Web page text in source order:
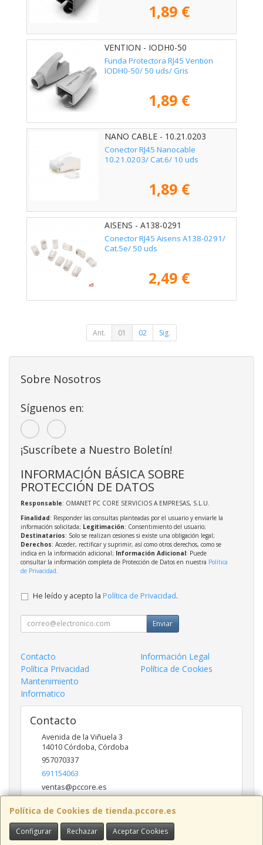
1,89 €
VENTION - IODH0-50
Funda Protectora RJ45 Vention
IODH0-50/ 50 uds/ Gris
1,89 €
NANO CABLE - 10.21.0203
Conector RJ45 Nanocable
10.21.0203/ Cat.6/ 10 uds
1,89 €
AISENS - A138-0291
Conector RJ45 Aisens A138-0291/
Cat.5e/ 50 uds
2,49 €
Ant. 01 02 Sig.
Política de Cookies de tienda.pccore.es
Configurar Rechazar Aceptar Cookies
Sobre Nosotros
Síguenos en:
¡Suscríbete a Nuestro Boletín!
INFORMACIÓN BÁSICA SOBRE
PROTECCIÓN DE DATOS
Responsable: OMANET PC CORE SERVICIOS A EMPRESAS, S.L.U.
Finalidad: Responder las consultas planteadas por el usuario y enviarle la
información solicitada; Legitimación: Consentimiento del usuario;
Destinatarios: Solo se realizan cesiones si existe una obligación legal;
Derechos: Acceder, rectificar y suprimir, así como otros derechos, como se
indica en la información adicional; Información Adicional: Puede
consultar la información completa de Protección de Datos en nuestra Política
de Privacidad
He leído y acepto la Política de Privacidad.
Enviar
Contacto
Información Legal
Política Privacidad
Política de Cookies
Mantenimiento
Informatico
Contacto
Avenida de la Viñuela 3
14010 Córdoba, Córdoba
957070337
691154063
ventas@pccore.es
Horario
10-13:30